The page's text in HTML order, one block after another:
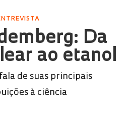
Da
ao etanol
de suas principais
à ciência